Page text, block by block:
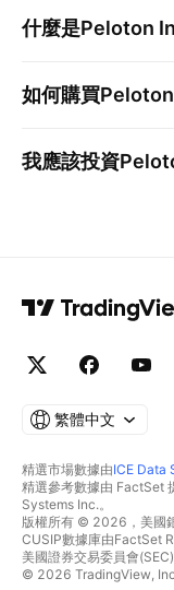
什麼是Peloton
如何購買
我應該投資
繁體中文
精選市場數據由ICE Data
精選參考數據由 FactSet
Systems Inc.。
版權所有 © 2026，美國
CUSIP數據庫由FactSet
美國證券交易委員會
© 2026 TradingView, Inc.